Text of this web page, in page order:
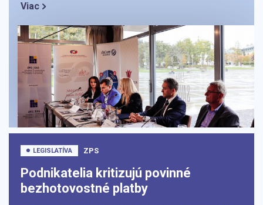
Viac
LEGISLATÍVA ZPS
Podnikatelia kritizujú povinné
bezhotovostné platby